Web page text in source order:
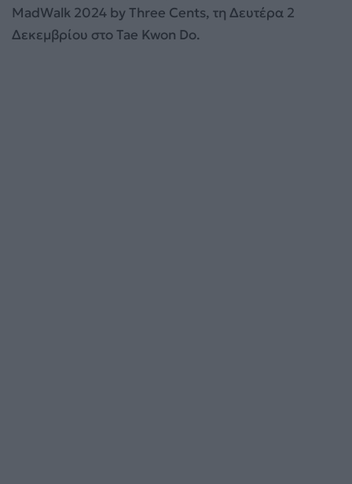
MadWalk 2024 by Three Cents, τη Δευτέρα 2
Δεκεμβρίου στο Tae Kwon Do.